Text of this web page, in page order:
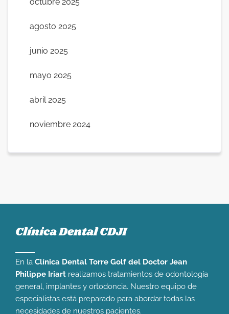
agosto 2025
junio 2025
mayo 2025
abril 2025
noviembre 2024
Clínica Dental CDJI
En la Clínica Dental Torre Golf del Doctor Jean
Philippe Iriart realizamos tratamientos de odontología
general, implantes y ortodoncia. Nuestro equipo de
especialistas está preparado para abordar todas las
necesidades de nuestros pacientes.